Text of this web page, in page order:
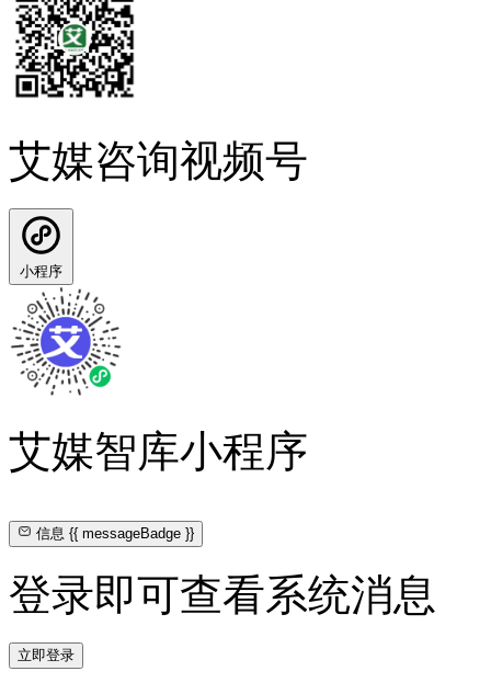
艾媒咨询视频号
小程序
艾媒智库小程序
信息{{ messageBadge }}
登录即可查看系统消息
立即登录